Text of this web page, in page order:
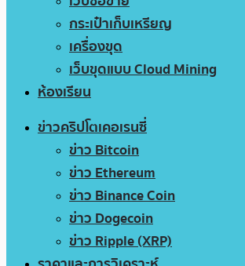
กระเป๋าเก็บเหรียญ
เครื่องขุด
เว็บขุดแบบ Cloud Mining
ห้องเรียน
ข่าวคริปโตเคอเรนซี่
ข่าว Bitcoin
ข่าว Ethereum
ข่าว Binance Coin
ข่าว Dogecoin
ข่าว Ripple (XRP)